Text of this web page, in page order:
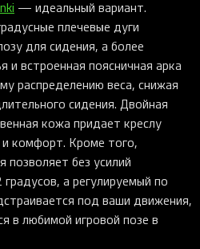
— идеальный вариант.
плечевые дуги
для сидения, а более
и встроенная поясничная арка
распределению веса, снижая
сидения. Двойная
кожа придает креслу
комфорт. Кроме того,
позволяет без усилий
а регулируемый по
под ваши движения,
в любимой игровой позе в